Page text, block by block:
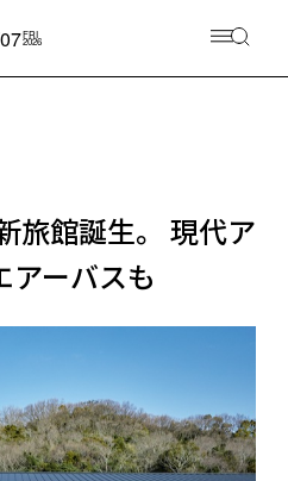
FRI
2026
旅館誕生。 現代ア
アーバスも